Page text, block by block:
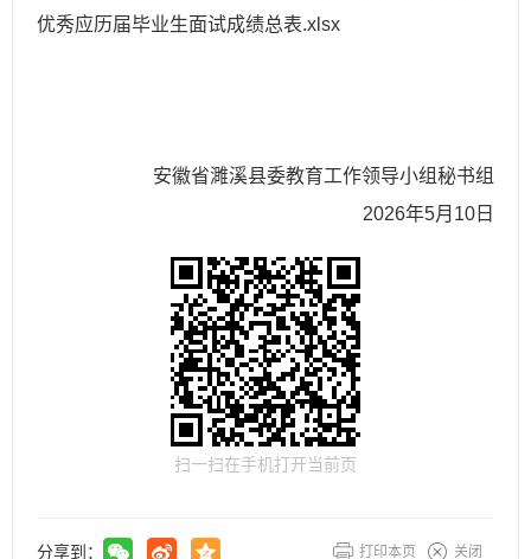
优秀应历届毕业生面试成绩总表.xlsx
安徽省濉溪县委教育工作领导小组秘书组
2026年5月10日
扫一扫在手机打开当前页
分享到： 打印本页 关闭